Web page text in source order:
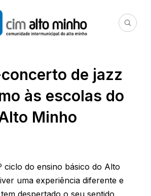
de jazz
às escolas do
Minho
ciclo do ensino básico do Alto
uma experiência diferente e
despertado o seu sentido